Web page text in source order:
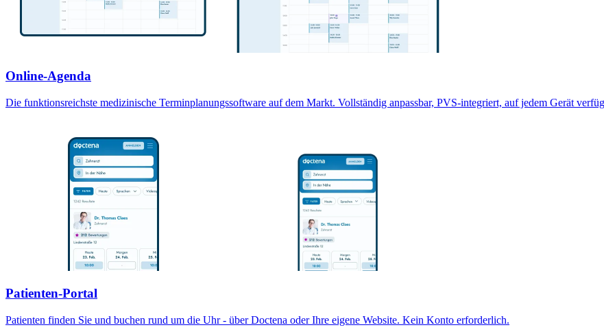
Online-Agenda
Die funktionsreichste medizinische Terminplanungssoftware auf dem Markt. Vollständig anpassbar, PVS-integriert, auf jedem Gerät
Patienten-Portal
Patienten finden Sie und buchen rund um die Uhr - über Doctena oder Ihre eigene Website. Kein Konto erforderlich.